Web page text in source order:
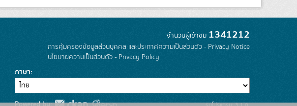
จำนวนผู้เข้าชม 1341212
การคุ้มครองข้อมูลส่วนบุคคล และประกาศความเป็นส่วนตัว - Privacy Notice
นโยบายความเป็นส่วนตัว - Privacy Policy
ภาษา